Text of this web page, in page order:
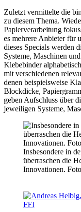
Zuletzt vermittelte die
zu diesem Thema.
Papierverarbeitung
es mehrere Anbieter für
dieses Specials werden
Systeme, Maschinen
Klebebinder
mit verschiedenen
denen beispielsweise
Blockdicke,
geben Aufschluss über
jeweiligen Systeme,
Insbesondere in
überraschen die
Innovationen.